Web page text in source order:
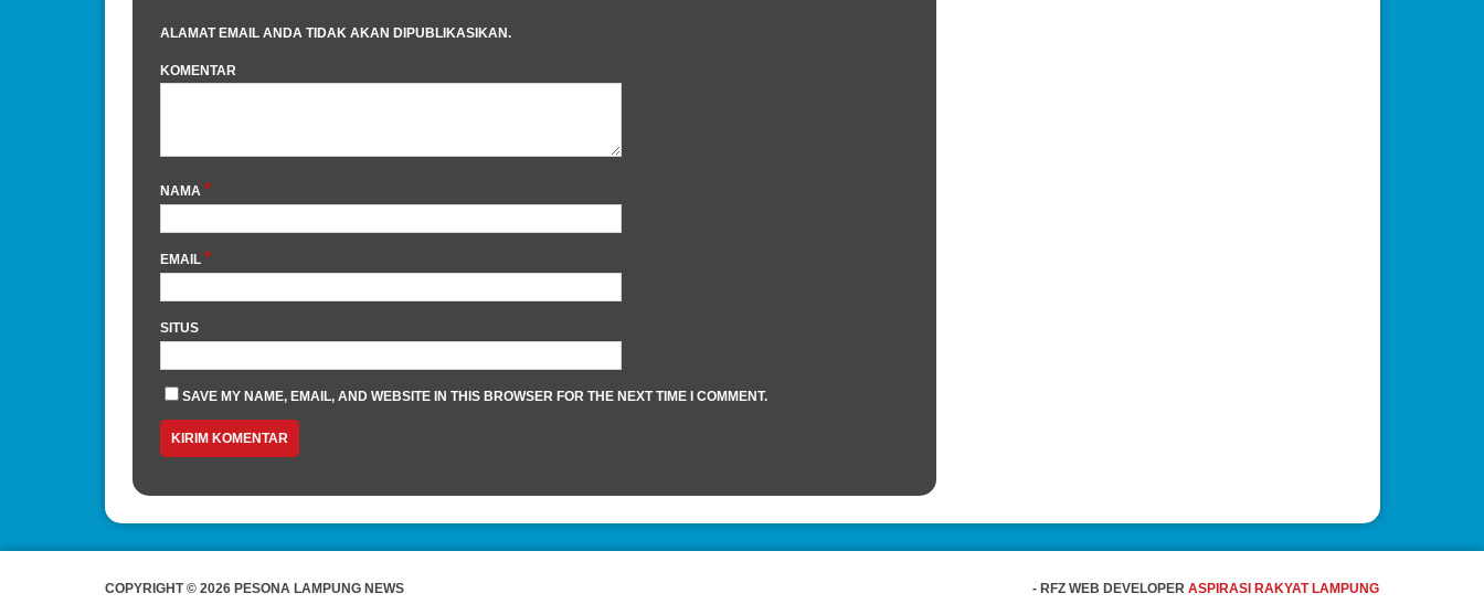
ALAMAT EMAIL ANDA TIDAK AKAN DIPUBLIKASIKAN.
KOMENTAR
NAMA *
EMAIL *
SITUS
SAVE MY NAME, EMAIL, AND WEBSITE IN THIS BROWSER FOR THE NEXT TIME I COMMENT.
COPYRIGHT © 2026 PESONA LAMPUNG NEWS - RFZ WEB DEVELOPERASPIRASI RAKYAT LAMPUNG